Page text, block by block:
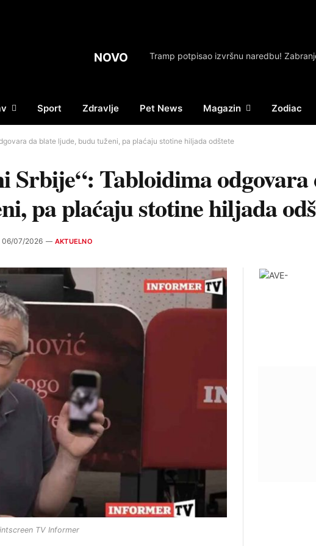
NOVO
Sport Zdravlje Pet News Magazin Zodiac
da blate ljude, budu tuženi, pa plaćaju stotine hiljada odštete
Srbije“: Tabloidima odgovara
pa plaćaju stotine hiljada
06/07/2026 AKTUELNO
TV Informer